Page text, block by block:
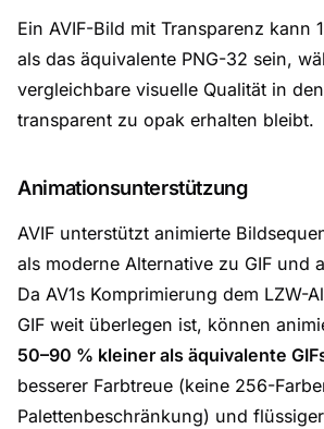
Ein AVIF-Bild mit Transparenz kann
als das äquivalente PNG-32 sein,
vergleichbare visuelle Qualität in
transparent zu opak erhalten bleibt.
Animationsunterstützung
AVIF unterstützt animierte
als moderne Alternative zu GIF und
Da AV1s Komprimierung dem LZW-
GIF weit überlegen ist, können
50–90 % kleiner als äquivalente
besserer Farbtreue (keine 256-
Palettenbeschränkung) und